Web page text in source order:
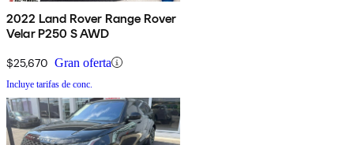
2022 Land Rover Range Rover
Velar P250 S AWD
$25,670 Gran oferta
Incluye tarifas de conc.